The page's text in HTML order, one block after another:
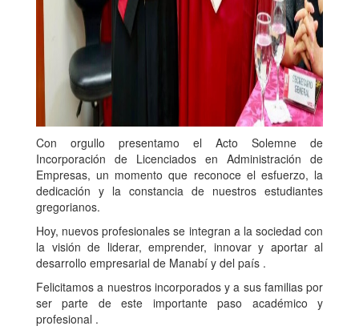
Con orgullo presentamo el Acto Solemne de
Incorporación de Licenciados en Administración de
Empresas, un momento que reconoce el esfuerzo, la
dedicación y la constancia de nuestros estudiantes
gregorianos.
Hoy, nuevos profesionales se integran a la sociedad con
la visión de liderar, emprender, innovar y aportar al
desarrollo empresarial de Manabí y del país .
Felicitamos a nuestros incorporados y a sus familias por
ser parte de este importante paso académico y
profesional .